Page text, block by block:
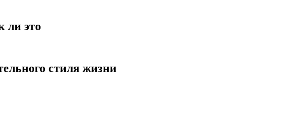
ли это
стиля жизни